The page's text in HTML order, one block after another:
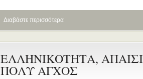
Διαβάστε περισσότερα
ΕΛΛΗΝΙΚΟΤΗΤΑ,
ΠΟΛΥ ΑΓΧΟΣ